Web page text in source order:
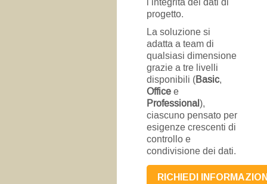
progetto.
La soluzione si
adatta a team di
qualsiasi dimensione
grazie a tre livelli
disponibili (Basic,
Officee
Professional),
ciascuno pensato per
esigenze crescenti di
controllo e
condivisione dei dati.
RICHIEDI